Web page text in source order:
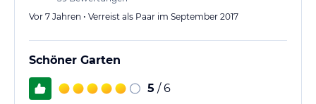
Vor 7 Jahren • Verreist als Paar im September 2017
Schöner Garten
5 / 6